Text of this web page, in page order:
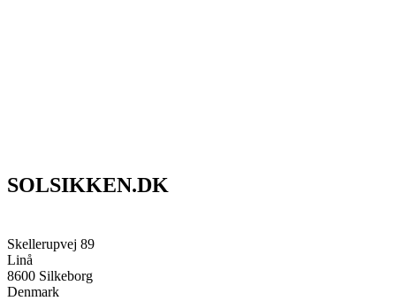
SOLSIKKEN.DK
Skellerupvej 89
Linå
8600 Silkeborg
Denmark